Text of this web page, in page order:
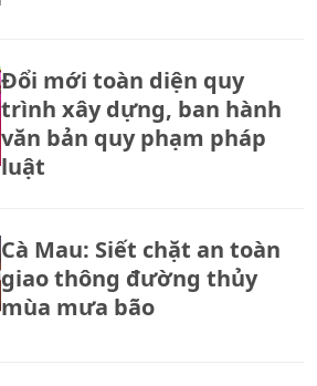
Đổi mới toàn diện quy
trình xây dựng, ban hành
văn bản quy phạm pháp
luật
Cà Mau: Siết chặt an toàn
giao thông đường thủy
mùa mưa bão